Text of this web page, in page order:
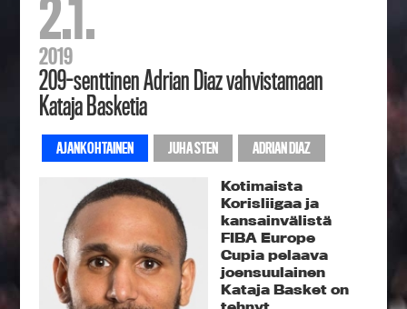
2.1.
2019
209-senttinen Adrian Diaz vahvistamaan
Kataja Basketia
AJANKOHTAINEN JUHA STEN ADRIAN DIAZ
Kotimaista
Korisliigaa ja
kansainvälistä
FIBA Europe
Cupia pelaava
joensuulainen
Kataja Basket on